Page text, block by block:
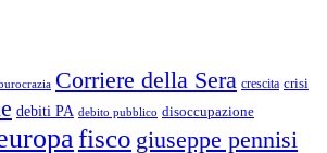
Corriere della Sera crescita crisi
debiti PA debito pubblico disoccupazione
fisco giuseppe pennisi